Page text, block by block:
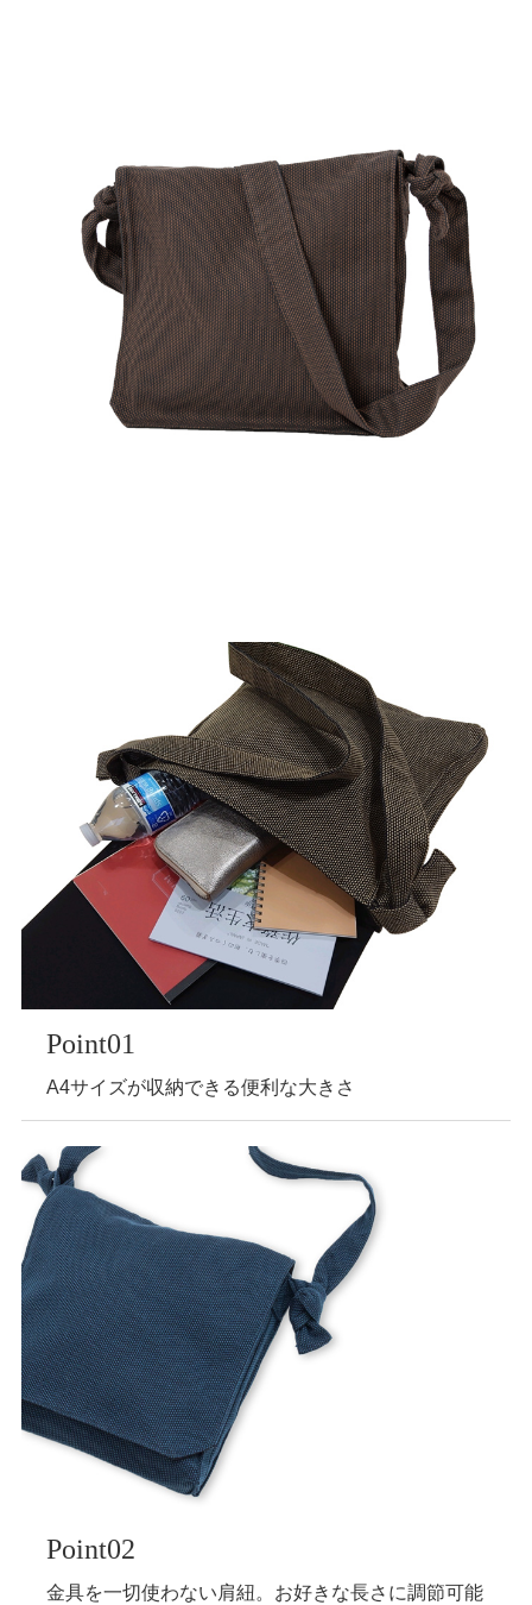
Point01
A4サイズが収納できる便利な大きさ
Point02
金具を一切使わない肩紐。お好きな長さに調節可能